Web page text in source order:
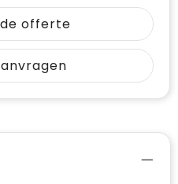
offerte